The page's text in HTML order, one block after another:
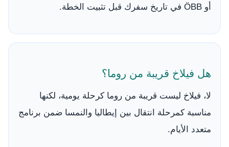
أو ÖBB في تاريخ سفرك قبل تثبيت الخطة.
هل فيلاخ قريبة من روما؟
لا، فيلاخ ليست قريبة من روما كرحلة يومية، لكنها
مناسبة كمرحلة انتقال بين إيطاليا والنمسا ضمن برنامج
متعدد الأيام.